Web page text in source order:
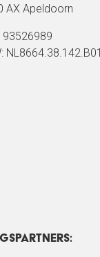
AX Apeldoorn
93526989
NL8664.38.142.B01